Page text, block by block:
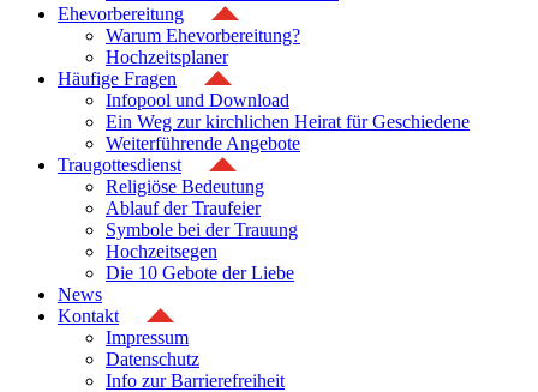
Ehevorbereitung
Warum Ehevorbereitung?
Hochzeitsplaner
Häufige Fragen
Infopool und Download
Ein Weg zur kirchlichen Heirat für Geschiedene
Weiterführende Angebote
Traugottesdienst
Religiöse Bedeutung
Ablauf der Traufeier
Symbole bei der Trauung
Hochzeitsegen
Die 10 Gebote der Liebe
News
Kontakt
Impressum
Datenschutz
Info zur Barrierefreiheit